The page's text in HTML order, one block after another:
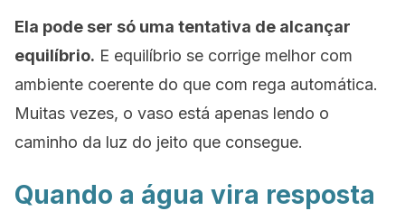
Ela pode ser só uma tentativa de alcançar
equilíbrio. E equilíbrio se corrige melhor com
ambiente coerente do que com rega automática.
Muitas vezes, o vaso está apenas lendo o
caminho da luz do jeito que consegue.
Quando a água vira resposta